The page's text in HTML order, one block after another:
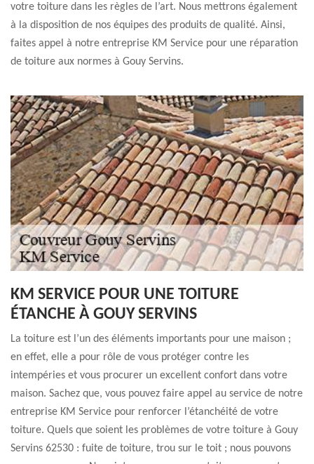
votre toiture dans les règles de l’art. Nous mettrons également
à la disposition de nos équipes des produits de qualité. Ainsi,
faites appel à notre entreprise KM Service pour une réparation
de toiture aux normes à Gouy Servins.
KM SERVICE POUR UNE TOITURE
ÉTANCHE À GOUY SERVINS
La toiture est l’un des éléments importants pour une maison ;
en effet, elle a pour rôle de vous protéger contre les
intempéries et vous procurer un excellent confort dans votre
maison. Sachez que, vous pouvez faire appel au service de notre
entreprise KM Service pour renforcer l’étanchéité de votre
toiture. Quels que soient les problèmes de votre toiture à Gouy
Servins 62530 : fuite de toiture, trou sur le toit ; nous pouvons